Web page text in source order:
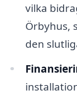
vilka
Örbyhus,
den